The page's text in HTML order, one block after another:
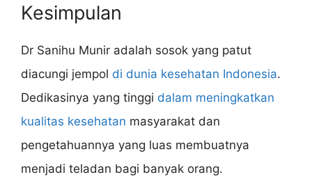
Kesimpulan
Dr Sanihu Munir adalah sosok yang patut
diacungi jempol di dunia kesehatan Indonesia.
Dedikasinya yang tinggi dalam meningkatkan
kualitas kesehatan masyarakat dan
pengetahuannya yang luas membuatnya
menjadi teladan bagi banyak orang.